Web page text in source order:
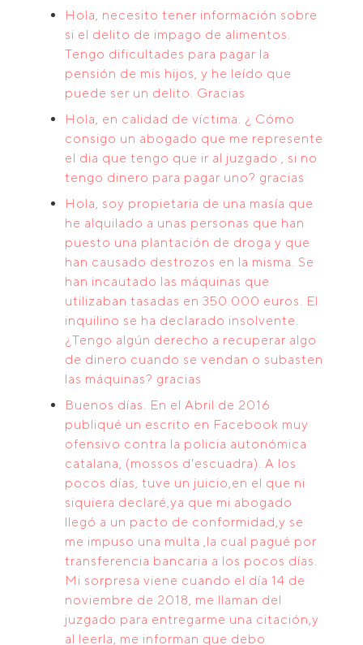
Hola, necesito tener información sobre
si el delito de impago de alimentos.
Tengo dificultades para pagar la
pensión de mis hijos, y he leído que
puede ser un delito. Gracias
Hola, en calidad de víctima. ¿ Cómo
consigo un abogado que me represente
el dia que tengo que ir al juzgado , si no
tengo dinero para pagar uno? gracias
Hola, soy propietaria de una masía que
he alquilado a unas personas que han
puesto una plantación de droga y que
han causado destrozos en la misma. Se
han incautado las máquinas que
utilizaban tasadas en 350.000 euros. El
inquilino se ha declarado insolvente.
¿Tengo algún derecho a recuperar algo
de dinero cuando se vendan o subasten
las máquinas? gracias
Buenos días. En el Abril de 2016
publiqué un escrito en Facebook muy
ofensivo contra la policia autonómica
catalana, (mossos d'escuadra). A los
pocos días, tuve un juicio,en el que ni
siquiera declaré,ya que mi abogado
llegó a un pacto de conformidad,y se
me impuso una multa ,la cual pagué por
transferencia bancaria a los pocos días.
Mi sorpresa viene cuando el día 14 de
noviembre de 2018, me llaman del
juzgado para entregarme una citación,y
al leerla, me informan que debo